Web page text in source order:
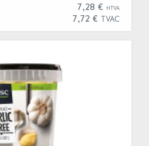
7,28 € HTVA
7,72 €TVAC
Ajouter une unité de "Ail pelé" à